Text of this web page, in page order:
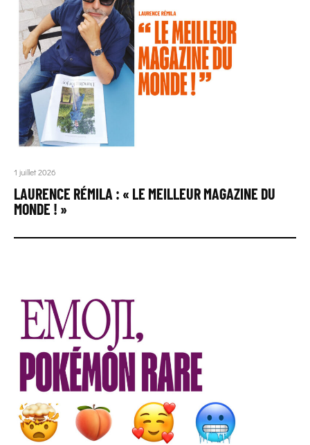
1 juillet 2026
LAURENCE RÉMILA : « LE MEILLEUR MAGAZINE DU
MONDE ! »